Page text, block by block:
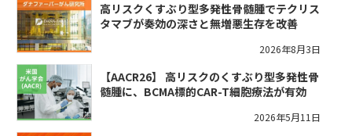
高リスクくすぶり型多発性骨髄腫でテクリス
タマブが奏効の深さと無増悪生存を改善
2026年8月3日
【AACR26】 高リスクのくすぶり型多発性骨
髄腫に、BCMA標的CAR-T細胞療法が有効
2026年5月11日